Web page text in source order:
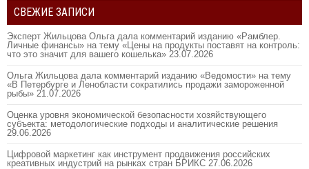
СВЕЖИЕ ЗАПИСИ
Эксперт Жильцова Ольга дала комментарий изданию «Рамблер.
Личные финансы» на тему «Цены на продукты поставят на контроль:
что это значит для вашего кошелька» 23.07.2026
Ольга Жильцова дала комментарий изданию «Ведомости» на тему
«В Петербурге и Ленобласти сократились продажи замороженной
рыбы» 21.07.2026
Оценка уровня экономической безопасности хозяйствующего
субъекта: методологические подходы и аналитические решения
29.06.2026
Цифровой маркетинг как инструмент продвижения российских
креативных индустрий на рынках стран БРИКС 27.06.2026